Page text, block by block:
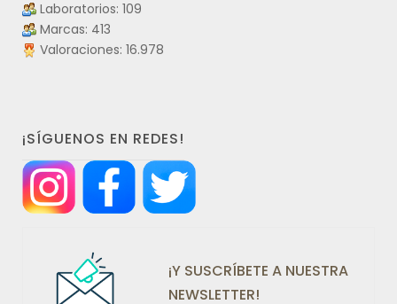
Laboratorios: 109
Marcas: 413
Valoraciones: 16.978
¡SÍGUENOS EN REDES!
¡Y SUSCRÍBETE A NUESTRA
NEWSLETTER!